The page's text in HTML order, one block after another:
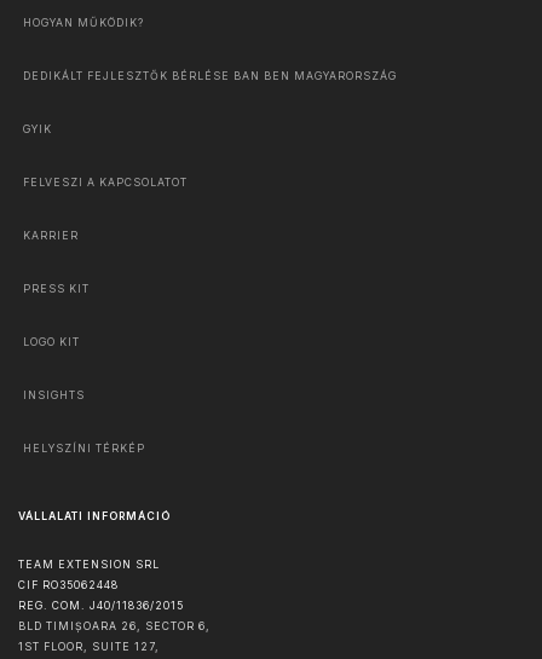
HOGYAN MŰKÖDIK?
DEDIKÁLT FEJLESZTŐK BÉRLÉSE BAN BEN MAGYARORSZÁG
GYIK
FELVESZI A KAPCSOLATOT
KARRIER
PRESS KIT
LOGO KIT
INSIGHTS
HELYSZÍNI TÉRKÉP
VÁLLALATI INFORMÁCIÓ
TEAM EXTENSION SRL
CIF RO35062448
REG. COM. J40/11836/2015
BLD TIMIȘOARA 26, SECTOR 6,
1ST FLOOR, SUITE 127,